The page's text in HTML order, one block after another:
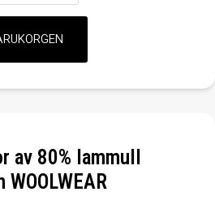
av 80% lammull